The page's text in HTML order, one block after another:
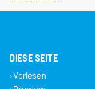
DIESE SEITE
Vorlesen